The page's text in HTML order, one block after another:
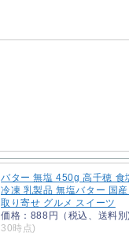
バター 無塩 450g 高千穂 食
冷凍 乳製品 無塩バター 国
取り寄せ グルメ スイーツ
価格：888円（税込、送料
30時点)